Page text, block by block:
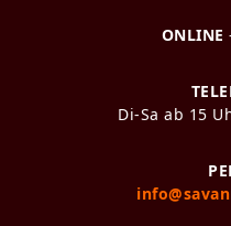
ONLINE
Di-Sa ab 15